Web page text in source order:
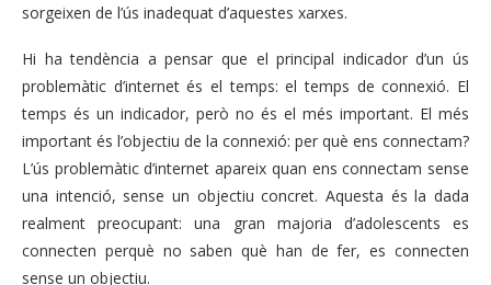
sorgeixen de l’ús inadequat d’aquestes xarxes.
Hi ha tendència a pensar que el principal indicador d’un ús
problemàtic d’internet és el temps: el temps de connexió. El
temps és un indicador, però no és el més important. El més
important és l’objectiu de la connexió: per què ens connectam?
L’ús problemàtic d’internet apareix quan ens connectam sense
una intenció, sense un objectiu concret. Aquesta és la dada
realment preocupant: una gran majoria d’adolescents es
connecten perquè no saben què han de fer, es connecten
sense un objectiu.